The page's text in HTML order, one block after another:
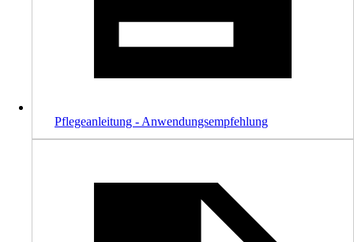
Pflegeanleitung - Anwendungsempfehlung